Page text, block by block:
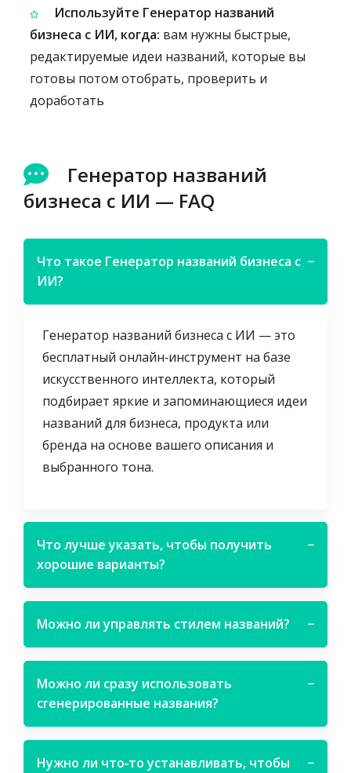
Используйте Генератор названий
бизнеса с ИИ, когда: вам нужны быстрые,
редактируемые идеи названий, которые вы
готовы потом отобрать, проверить и
доработать
Генератор названий
бизнеса с ИИ — FAQ
Что такое Генератор названий бизнеса с
ИИ?
−
Генератор названий бизнеса с ИИ — это
бесплатный онлайн‑инструмент на базе
искусственного интеллекта, который
подбирает яркие и запоминающиеся идеи
названий для бизнеса, продукта или
бренда на основе вашего описания и
выбранного тона.
Что лучше указать, чтобы получить
хорошие варианты?
−
Можно ли управлять стилем названий? −
Можно ли сразу использовать
сгенерированные названия?
−
Нужно ли что‑то устанавливать, чтобы
−